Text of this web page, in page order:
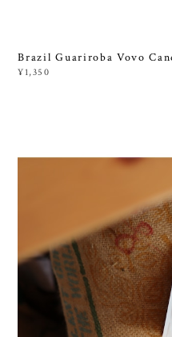
Brazil Guariroba Vovo
¥1,350